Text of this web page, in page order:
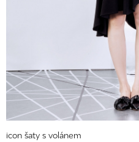
icon šaty s volánem